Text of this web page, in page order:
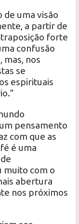
de uma visão
a partir de
forte
confusão
nos
se
espirituais
pensamento
com que as
é uma
muito com o
abertura
nos próximos